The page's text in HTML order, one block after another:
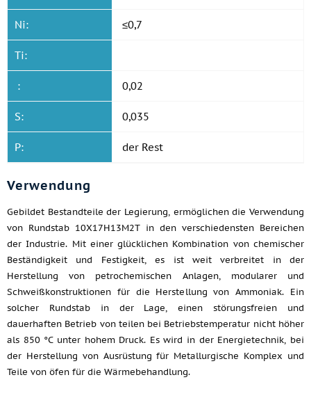
Ni: ≤0,7
Ti:
: 0,02
S: 0,035
P: der Rest
Verwendung
Gebildet Bestandteile der Legierung, ermöglichen die Verwendung
von Rundstab 10Х17Н13М2Т in den verschiedensten Bereichen
der Industrie. Mit einer glücklichen Kombination von chemischer
Beständigkeit und Festigkeit, es ist weit verbreitet in der
Herstellung von petrochemischen Anlagen, modularer und
Schweißkonstruktionen für die Herstellung von Ammoniak. Ein
solcher Rundstab in der Lage, einen störungsfreien und
dauerhaften Betrieb von teilen bei Betriebstemperatur nicht höher
als 850 °C unter hohem Druck. Es wird in der Energietechnik, bei
der Herstellung von Ausrüstung für Metallurgische Komplex und
Teile von öfen für die Wärmebehandlung.